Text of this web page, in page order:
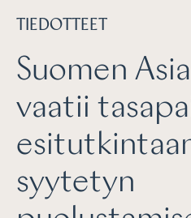
TIEDOTTEET
Suomen
vaatii
syytetyn